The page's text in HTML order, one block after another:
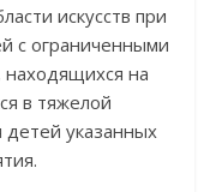
искусств при
с ограниченными
на
в тяжелой
указанных